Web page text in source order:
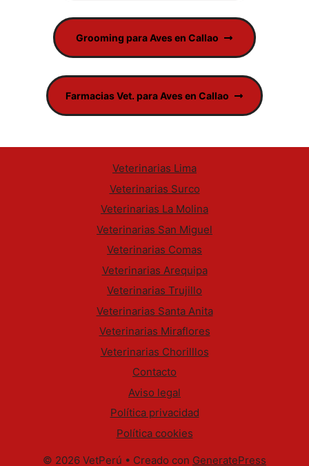
Grooming para Aves en Callao
Farmacias Vet. para Aves en Callao
Veterinarias Lima
Veterinarias Surco
Veterinarias La Molina
Veterinarias San Miguel
Veterinarias Comas
Veterinarias Arequipa
Veterinarias Trujillo
Veterinarias Santa Anita
Veterinarias Miraflores
Veterinarias Chorilllos
Contacto
Aviso legal
Política privacidad
Política cookies
© 2026 VetPerú • Creado con GeneratePress